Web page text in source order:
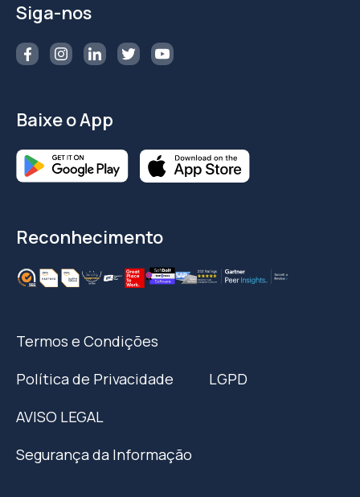
Siga-nos
Baixe o App
Reconhecimento
Termos e Condições
Política de Privacidade
LGPD
AVISO LEGAL
Segurança da Informação